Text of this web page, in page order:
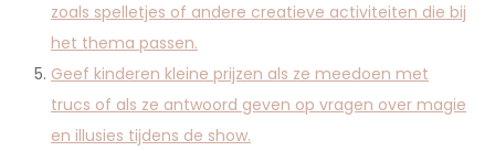
zoals spelletjes of andere creatieve activiteiten die bij
het thema passen.
Geef kinderen kleine prijzen als ze meedoen met
trucs of als ze antwoord geven op vragen over magie
en illusies tijdens de show.